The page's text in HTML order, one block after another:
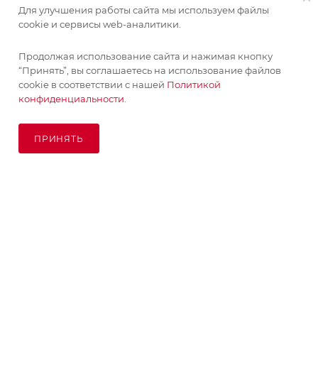
ИНФОРМАЦИЯ
ПОМОЩЬ
ПОДПИСАТЬСЯ НА РАССЫЛКУ
Для улучшения работы сайта мы используем файлы
cookie и сервисы web-аналитики.
Продолжая использование сайта и нажимая кнопку
“Принять”, вы соглашаетесь на использование файлов
cookie в соответствии с нашей Политикой
конфиденциальности.
ПРИНЯТЬ